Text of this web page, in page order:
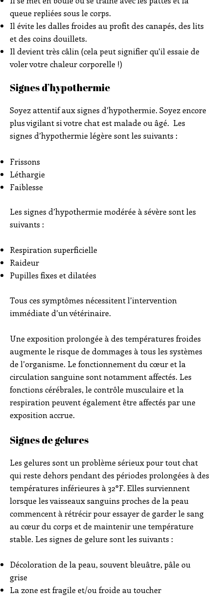
queue repliées sous le corps.
Il évite les dalles froides au profit des canapés, des lits
et des coins douillets.
Il devient très câlin (cela peut signifier qu’il essaie de
voler votre chaleur corporelle !)
Signes d’hypothermie
Soyez attentif aux signes d’hypothermie. Soyez encore
plus vigilant si votre chat est malade ou âgé. Les
signes d’hypothermie légère sont les suivants :
Frissons
Léthargie
Faiblesse
Les signes d’hypothermie modérée à sévère sont les
suivants :
Respiration superficielle
Raideur
Pupilles fixes et dilatées
Tous ces symptômes nécessitent l’intervention
immédiate d’un vétérinaire.
Une exposition prolongée à des températures froides
augmente le risque de dommages à tous les systèmes
de l’organisme. Le fonctionnement du cœur et la
circulation sanguine sont notamment affectés. Les
fonctions cérébrales, le contrôle musculaire et la
respiration peuvent également être affectés par une
exposition accrue.
Signes de gelures
Les gelures sont un problème sérieux pour tout chat
qui reste dehors pendant des périodes prolongées à des
températures inférieures à 32°F. Elles surviennent
lorsque les vaisseaux sanguins proches de la peau
commencent à rétrécir pour essayer de garder le sang
au cœur du corps et de maintenir une température
stable. Les signes de gelure sont les suivants :
Décoloration de la peau, souvent bleuâtre, pâle ou
grise
La zone est fragile et/ou froide au toucher